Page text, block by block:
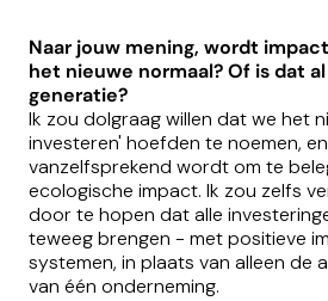
Naar jouw mening, wordt
het nieuwe normaal? Of is dat
generatie?
Ik zou dolgraag willen dat we het
investeren' hoefden te noemen,
vanzelfsprekend wordt om te
ecologische impact. Ik zou zelfs
door te hopen dat alle
teweeg brengen - met positieve
systemen, in plaats van alleen de
van één onderneming.